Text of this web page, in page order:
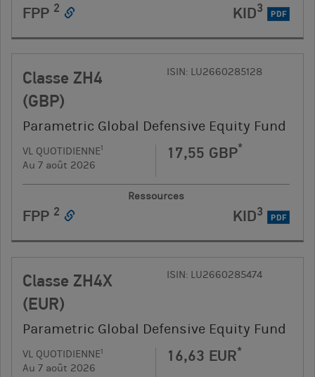
FPP 2 KID3 PDF
Classe ZH4
(GBP)
ISIN: LU2660285128
Parametric Global Defensive Equity Fund
VL QUOTIDIENNE1
Au 7 août 2026
17,55 GBP*
Ressources
FPP 2 KID3 PDF
Classe ZH4X
(EUR)
ISIN: LU2660285474
Parametric Global Defensive Equity Fund
VL QUOTIDIENNE1
Au 7 août 2026
16,63 EUR*